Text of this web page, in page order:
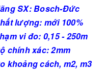
SX: Bosch-Đức
lượng: mới 100%
vi đo: 0,15 - 250m
chính xác: 2mm
khoảng cách, m2, m3